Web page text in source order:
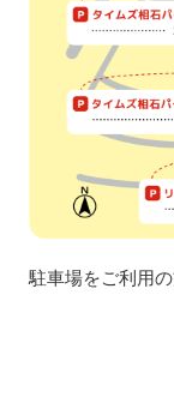
駐車場をご利用